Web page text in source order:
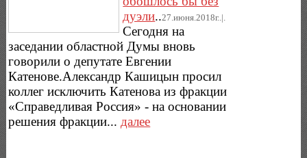
дуэли..27.июня.2018г..|.
Сегодня на
заседании областной Думы вновь
говорили о депутате Евгении
Катенове.Александр Кашицын просил
коллег исключить Катенова из фракции
«Справедливая Россия» - на основании
решения фракции... далее